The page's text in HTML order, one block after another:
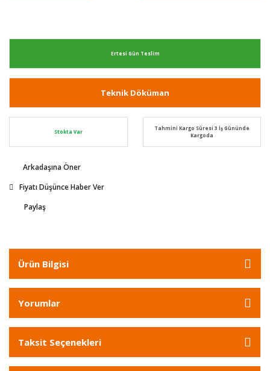
Ertesi Gün Teslim
Teknik Döküman
Stokta Var
Tahmini Kargo Süresi 3 İş Gününde
Kargoda
Arkadaşına Öner
Fiyatı Düşünce Haber Ver
Paylaş
Ürün Bilgisi
Yorumlar
Taksit Seçenekleri